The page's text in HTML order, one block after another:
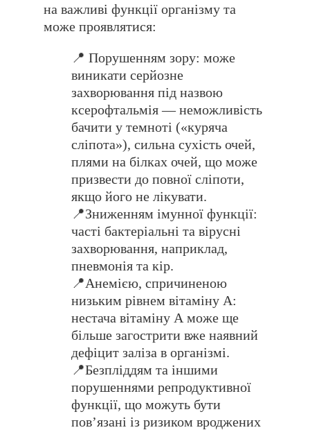
на важливі функції організму та
може проявлятися:
📍 Порушенням зору: може
виникати серйозне
захворювання під назвою
ксерофтальмія — неможливість
бачити у темноті («куряча
сліпота»), сильна сухість очей,
плями на білках очей, що може
призвести до повної сліпоти,
якщо його не лікувати.
📍Зниженням імунної функції:
часті бактеріальні та вірусні
захворювання, наприклад,
пневмонія та кір.
📍Анемією, спричиненою
низьким рівнем вітаміну А:
нестача вітаміну А може ще
більше загострити вже наявний
дефіцит заліза в організмі.
📍Безпліддям та іншими
порушеннями репродуктивної
функції, що можуть бути
повʼязані із ризиком вроджених